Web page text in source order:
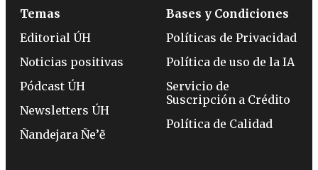
Temas
Editorial ÚH
Noticias positivas
Pódcast ÚH
Newsletters ÚH
Ñandejara Ñe’ẽ
Bases y Condiciones
Políticas de Privacidad
Política de uso de la IA
Servicio de
Suscripción a Crédito
Política de Calidad